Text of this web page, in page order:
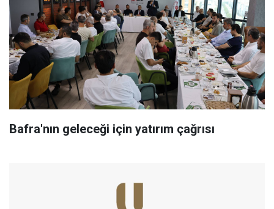
Bafra'nın geleceği için yatırım çağrısı